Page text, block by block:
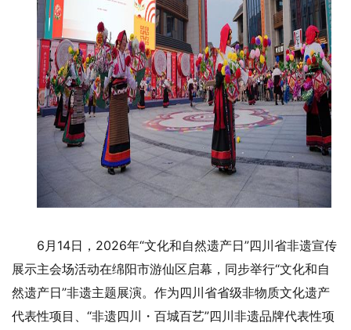
6月14日，2026年“文化和自然遗产日”四川省非遗宣传
展示主会场活动在绵阳市游仙区启幕，同步举行“文化和自
然遗产日”非遗主题展演。作为四川省省级非物质文化遗产
代表性项目、“非遗四川・百城百艺”四川非遗品牌代表性项